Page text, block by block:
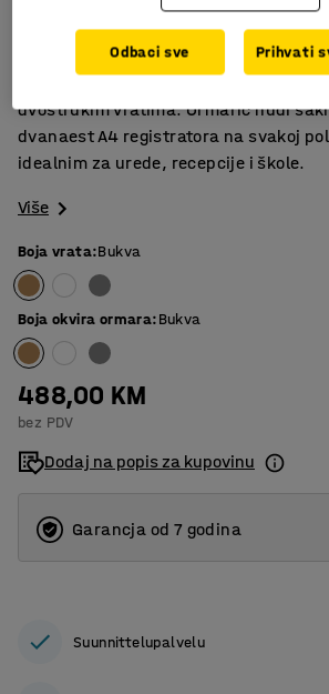
Izdržljiv laminat
Praktično spremanje
Klasičan ormar od izdržljivog laminata
dvostrukim vratima. Ormarić nudi
dvanaest A4 registratora na svakoj
idealnim za urede, recepcije i škole.
Više
Boja vrata:Bukva
Boja okvira ormara:Bukva
488,00 KM
bez PDV
Dodaj na popis za kupovinu
Garancja od 7 godina
Suunnittelupalvelu
Odbaci sve Prihvati